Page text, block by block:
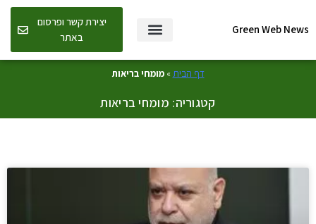
Green Web News
יצירת קשר ופרסום
באתר
דף הבית»מומחי בריאות
קטגוריה: מומחי בריאות